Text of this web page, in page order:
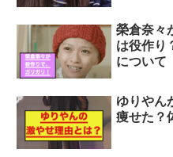
榮倉奈々
は役作り
について
ゆりやん
痩せた？